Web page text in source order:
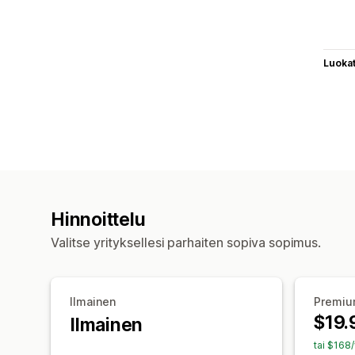
Luokat
Hinnoittelu
Valitse yrityksellesi parhaiten sopiva sopimus.
Ilmainen
Ilmainen
tai